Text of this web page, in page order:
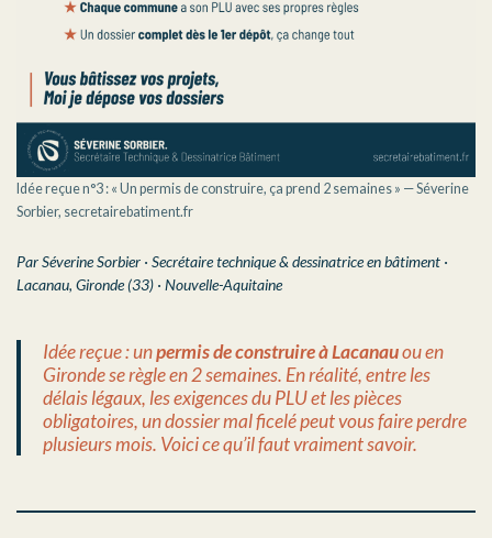
Idée reçue n°3 : « Un permis de construire, ça prend 2 semaines » — Séverine
Sorbier, secretairebatiment.fr
Par Séverine Sorbier · Secrétaire technique & dessinatrice en bâtiment ·
Lacanau, Gironde (33) · Nouvelle-Aquitaine
Idée reçue : unpermis de construire à Lacanauou en
Gironde se règle en 2 semaines. En réalité, entre les
délais légaux, les exigences du PLU et les pièces
obligatoires, un dossier mal ficelé peut vous faire perdre
plusieurs mois. Voici ce qu’il faut vraiment savoir.